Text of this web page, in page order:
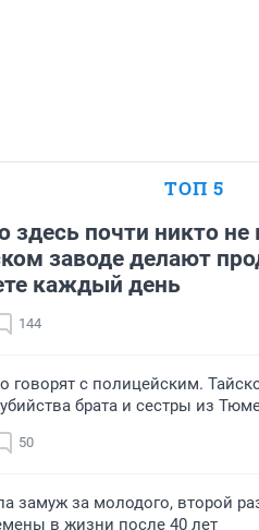
ТОП 5
здесь почти никто не
заводе делают
каждый день
144
говорят с полицейским.
брата и сестры из
50
замуж за молодого, второй
в жизни после 40 лет